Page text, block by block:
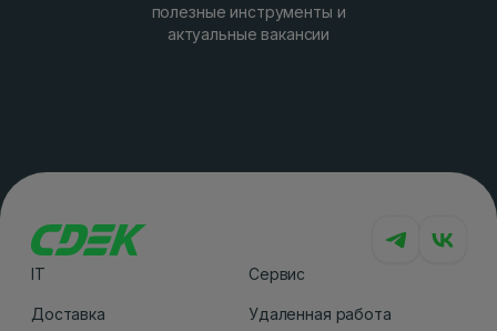
полезные инструменты и
актуальные вакансии
IT
Доставка
Сервис
Удаленная работа